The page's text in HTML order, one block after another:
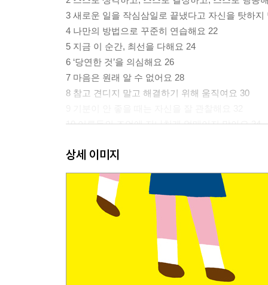
3 새로운 일을 작심삼일로 끝냈다고 자신을 탓하지
4 나만의 방법으로 꾸준히 연습해요 22
5 지금 이 순간, 최선을 다해요 24
6 ‘당연한 것’을 의심해요 26
7 마음은 원래 알 수 없어요 28
8 참고 견디지 말고 해결하기 위해 움직여요 30
10 어른들의 조언에 지나치게 얽매이지 말아요 34
2장. 친구와 사이좋게 지내는 비법
1 다름을 인정해요 38
2 친구와 마음이 맞지 않더라도, 괴롭히지 말아요
3 사람마다 의견이 다른 건 당연해요 42
4 의견이 다르다고 초조해하지 말아요 44
5 모두 만족할 수 있는 해답을 찾아요 46
6 모두가 공감하는 우선순위를 확인해요 48
7 상대방의 감정을 헤아리면서 말해요 50
8 싸움을 극복하는 것은 의미가 있어요 52
상세 이미지